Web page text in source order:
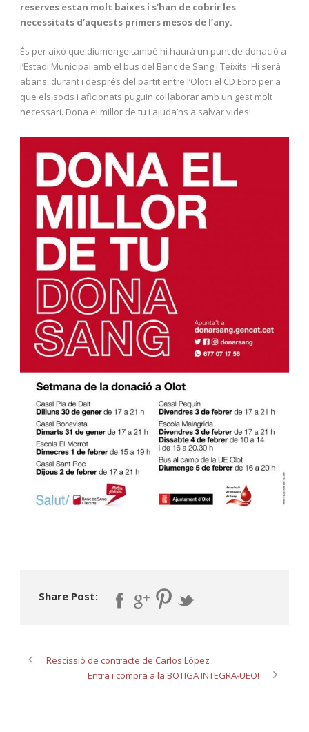
reserves estan molt baixes i s’han de cobrir les
necessitats d’aquests primers mesos de l’any.
És per això que diumenge també hi haurà un punt de donació a
l’Estadi Municipal amb el bus del Banc de Sang i Teixits. Hi serà
abans, durant i després del partit entre l’Olot i el CD Ebro per a
que els socis i aficionats puguin col·laborar amb un gest molt
necessari. Dona el millor de tu i ajuda’ns a salvar vides!
Share Post:
Rescissió de contracte de Carlos López
Entra i compra a la BOTIGA INTEGRA-UEO!